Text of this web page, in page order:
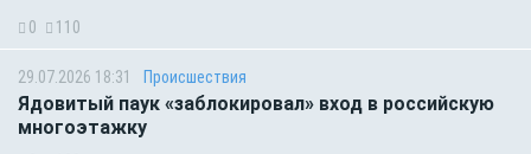
0 110
29.07.2026 18:31 Происшествия
Ядовитый паук «заблокировал» вход в российскую
многоэтажку